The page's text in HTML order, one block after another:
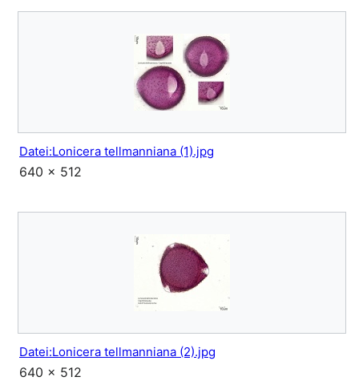
Datei:Lonicera tellmanniana (1).jpg
640 × 512
Datei:Lonicera tellmanniana (2).jpg
640 × 512